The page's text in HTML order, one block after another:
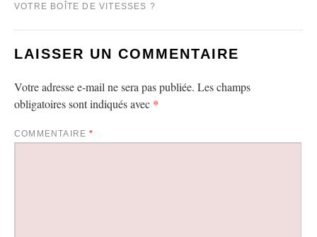
VOTRE BOÎTE DE VITESSES ?
LAISSER UN COMMENTAIRE
Votre adresse e-mail ne sera pas publiée. Les champs
obligatoires sont indiqués avec *
COMMENTAIRE*